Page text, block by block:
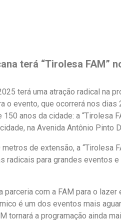
terá “Tirolesa FAM”
terá uma atração radical na
o evento, que ocorrerá nos dias
anos da cidade: a “Tirolesa
na Avenida Antônio Pinto
de extensão, a “Tirolesa
radicais para grandes eventos e
com a FAM para o lazer
é um dos eventos mais
tornará a programação ainda